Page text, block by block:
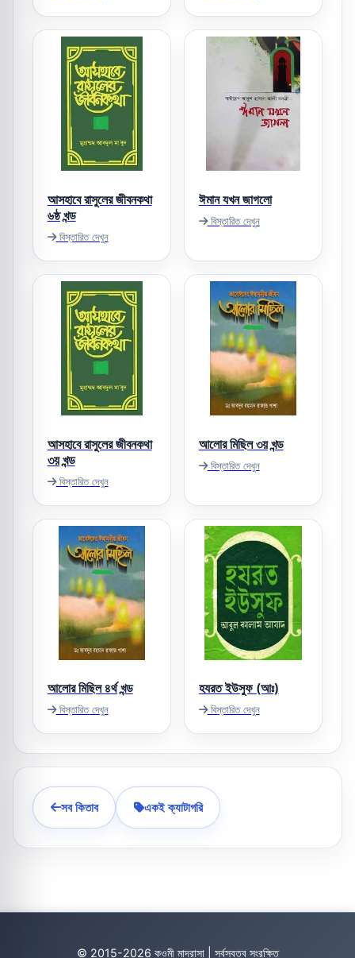
আসহাবে রাসুলের জীবনকথা
৬ষ্ঠ খন্ড
বিস্তারিত দেখুন
ঈমান যখন জাগলো
বিস্তারিত দেখুন
আসহাবে রাসুলের জীবনকথা
৩য় খন্ড
বিস্তারিত দেখুন
আলোর মিছিল ৩য় খন্ড
বিস্তারিত দেখুন
আলোর মিছিল ৪র্থ খন্ড
বিস্তারিত দেখুন
হযরত ইউসুফ (আঃ)
বিস্তারিত দেখুন
সব কিতাব একই ক্যাটাগরি
© 2015-2026 কওমী মাদ্রাসা | সর্বস্বত্ব সংরক্ষিত